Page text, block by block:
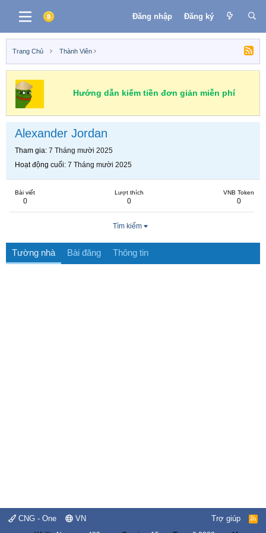
Đăng nhập Đăng ký
Trang Chủ Thành Viên
Hướng dẫn kiếm tiền đơn giản miễn phí
Alexander Jordan
Tham gia 7 Tháng mười 2025
Hoạt động cuối 7 Tháng mười 2025
Bài viết
0
Lượt thích
0
VNB Token
0
Tìm kiếm
Tường nhà Bài đăng Thông tin
CNG - One VN Trợ giúp
R